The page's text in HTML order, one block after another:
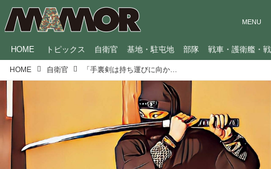
HOME トピックス 自衛官 基地・駐屯地 部隊 戦車・護衛艦・
HOME 自衛官